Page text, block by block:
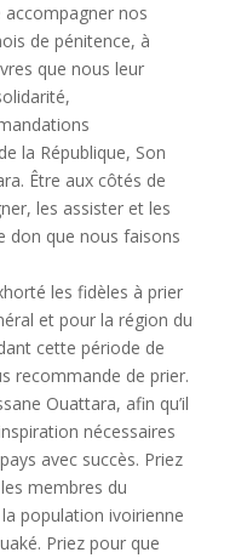
accompagner nos
de pénitence, à
que nous leur
la République, Son
Être aux côtés de
les assister et les
don que nous faisons
les fidèles à prier
et pour la région du
cette période de
recommande de prier.
Ouattara, afin qu’il
nécessaires
avec succès. Priez
membres du
population ivoirienne
Priez pour que